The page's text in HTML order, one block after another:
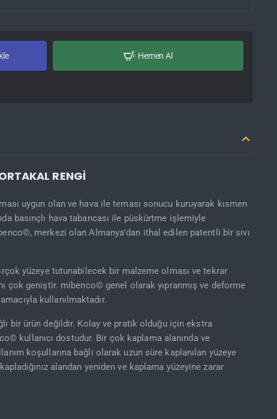
Hemen Al
RENGİ
uygun olan ve hava ile teması sonucu kuruyarak kısmen
basınçlı hava tabancası ile püskürtme işlemiyle
merkezi olan Almanya’dan ithal edilen patentli bir sıvı
yüzeye tutunabilecek bir malzeme olması ve tekrar
çok geniştir. mibenco© genel olarak yıpranmış ve deforme
kullanılmaktadır.
bir ürün değildir. Kolay ve pratik olduğu için ekstra
kullanıcı dostudur. Bir çok kaplama alanında ve
koşullarına bağlı olarak uzun süre kaplanılan yüzeye
alandan yeniden ve kaplama yüzeyine zarar